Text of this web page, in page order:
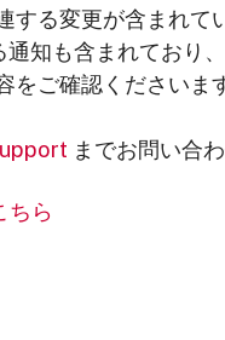
する変更が含まれて
知も含まれており
をご確認くださいま
までお問い合
ちら